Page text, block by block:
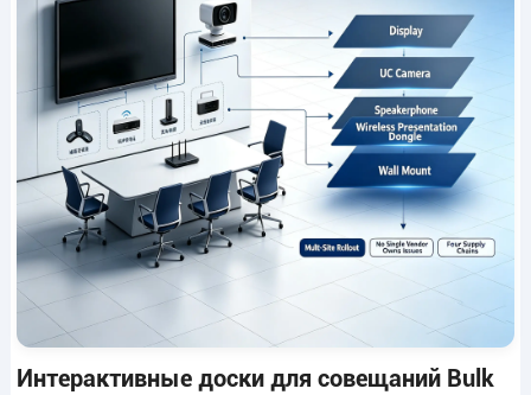
Интерактивные доски для совещаний Bulk